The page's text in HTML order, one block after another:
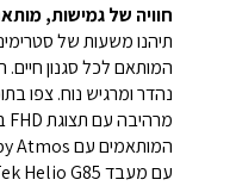
חוויה של גמישות,
תיהנו משעות של
המותאם לכל סגנון
נהדר ומרגיש נוח. צפו
עם מעבד MediaTek Helio G85.